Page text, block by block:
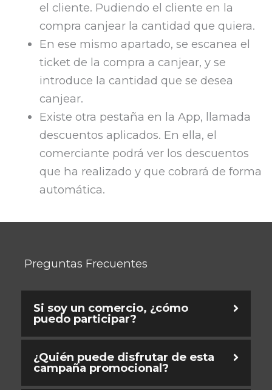
el cliente. Pudiendo el cliente en la
compra canjear la cantidad que quiera.
En ese mismo apartado, se escanea el
ticket de la compra a canjear, y se
introduce la cantidad que se desea
canjear.
Existe otra pestaña en la App, llamada
descuentos aplicados. En ella, el
comerciante podrá ver los descuentos
que ha realizado y que cobrará de forma
automática.
Preguntas Frecuentes
Si soy un comercio, ¿cómo
puedo participar?
¿Quién puede disfrutar de esta
campaña promocional?